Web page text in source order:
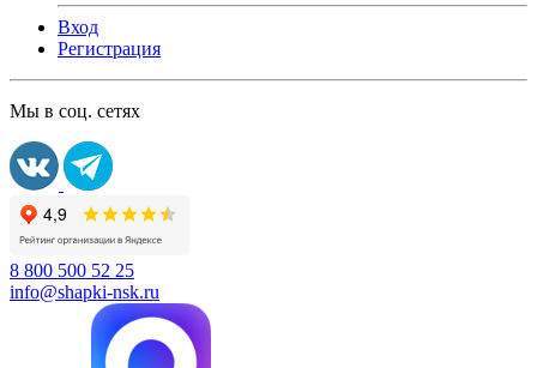
Вход
Регистрация
Мы в соц. сетях
8 800 500 52 25
info@shapki-nsk.ru